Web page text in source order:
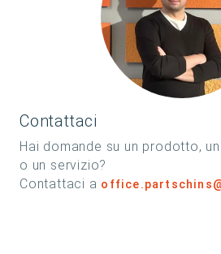
Contattaci
Hai domande su un prodotto,
o un servizio?
Contattaci a